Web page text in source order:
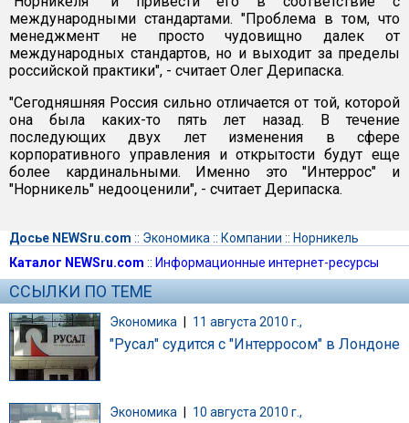
международными стандартами. "Проблема в том, что
менеджмент не просто чудовищно далек от
международных стандартов, но и выходит за пределы
российской практики", - считает Олег Дерипаска.
"Сегодняшняя Россия сильно отличается от той, которой
она была каких-то пять лет назад. В течение
последующих двух лет изменения в сфере
корпоративного управления и открытости будут еще
более кардинальными. Именно это "Интеррос" и
"Норникель" недооценили", - считает Дерипаска.
Досье NEWSru.com :: Экономика :: Компании :: Норникель
Каталог NEWSru.com :: Информационные интернет-ресурсы
ССЫЛКИ ПО ТЕМЕ
Экономика | 11 августа 2010 г.,
"Русал" судится с "Интерросом" в Лондоне
Экономика | 10 августа 2010 г.,